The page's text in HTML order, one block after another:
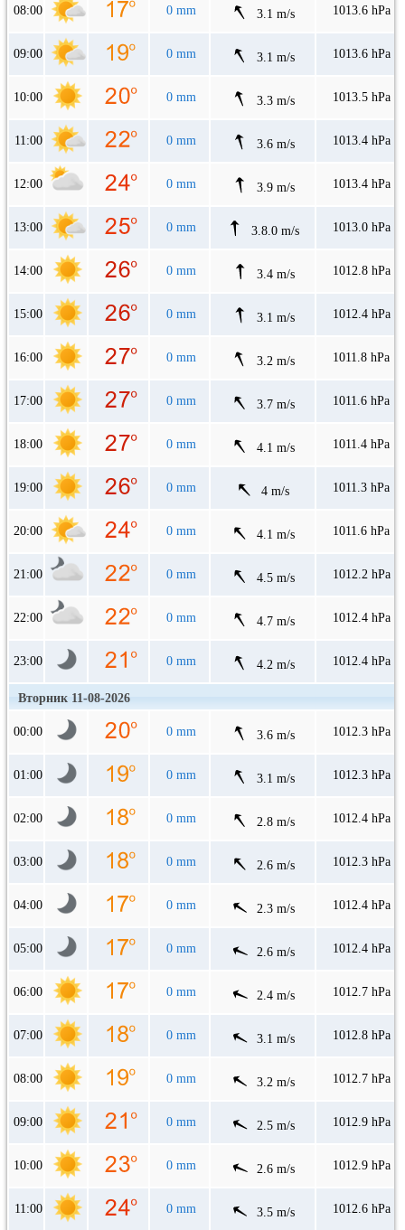
08:00 0 mm 3.1 m/s 1013.6 hPa
09:00 0 mm 3.1 m/s 1013.6 hPa
10:00 0 mm 3.3 m/s 1013.5 hPa
11:00 0 mm 3.6 m/s 1013.4 hPa
12:00 0 mm 3.9 m/s 1013.4 hPa
13:00 0 mm 3.8.0 m/s 1013.0 hPa
14:00 0 mm 3.4 m/s 1012.8 hPa
15:00 0 mm 3.1 m/s 1012.4 hPa
16:00 0 mm 3.2 m/s 1011.8 hPa
17:00 0 mm 3.7 m/s 1011.6 hPa
18:00 0 mm 4.1 m/s 1011.4 hPa
19:00 0 mm 4 m/s 1011.3 hPa
20:00 0 mm 4.1 m/s 1011.6 hPa
21:00 0 mm 4.5 m/s 1012.2 hPa
22:00 0 mm 4.7 m/s 1012.4 hPa
23:00 0 mm 4.2 m/s 1012.4 hPa
Вторник 11-08-2026
00:00 0 mm 3.6 m/s 1012.3 hPa
01:00 0 mm 3.1 m/s 1012.3 hPa
02:00 0 mm 2.8 m/s 1012.4 hPa
03:00 0 mm 2.6 m/s 1012.3 hPa
04:00 0 mm 2.3 m/s 1012.4 hPa
05:00 0 mm 2.6 m/s 1012.4 hPa
06:00 0 mm 2.4 m/s 1012.7 hPa
07:00 0 mm 3.1 m/s 1012.8 hPa
08:00 0 mm 3.2 m/s 1012.7 hPa
09:00 0 mm 2.5 m/s 1012.9 hPa
10:00 0 mm 2.6 m/s 1012.9 hPa
11:00 0 mm 3.5 m/s 1012.6 hPa